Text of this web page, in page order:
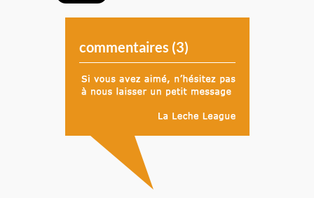
commentaires (3)